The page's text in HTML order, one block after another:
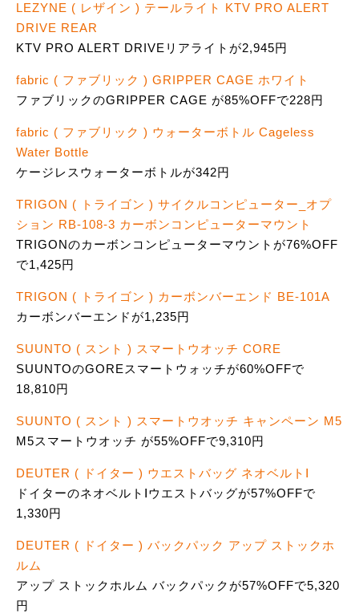
LEZYNE ( レザイン ) テールライト KTV PRO ALERT
DRIVE REAR
KTV PRO ALERT DRIVEリアライトが2,945円
fabric ( ファブリック ) GRIPPER CAGE ホワイト
ファブリックのGRIPPER CAGE が85%OFFで228円
fabric ( ファブリック ) ウォーターボトル Cageless
Water Bottle
ケージレスウォーターボトルが342円
TRIGON ( トライゴン ) サイクルコンピューター_オプ
ション RB-108-3 カーボンコンピューターマウント
TRIGONのカーボンコンピューターマウントが76%OFF
で1,425円
TRIGON ( トライゴン ) カーボンバーエンド BE-101A
カーボンバーエンドが1,235円
SUUNTO ( スント ) スマートウオッチ CORE
SUUNTOのGOREスマートウォッチが60%OFFで
18,810円
SUUNTO ( スント ) スマートウオッチ キャンペーン M5
M5スマートウオッチ が55%OFFで9,310円
DEUTER ( ドイター ) ウエストバッグ ネオベルトⅠ
ドイターのネオベルトⅠウエストバッグが57%OFFで
1,330円
DEUTER ( ドイター ) バックパック アップ ストックホ
ルム
アップ ストックホルム バックパックが57%OFFで5,320
円